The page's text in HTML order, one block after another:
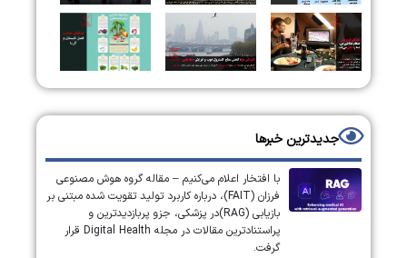
جدیدترین خبرها
با افتخار اعلام می‌کنیم – مقاله گروه هوش مصنوعی
فرزان (FAIT)، درباره کاربرد تولید تقویت شده مبتنی بر
بازیابی (RAG)در پزشکی، جزو پربازدیدترین و
پراستنادترین مقالات در مجله Digital Health قرار
گرفت.